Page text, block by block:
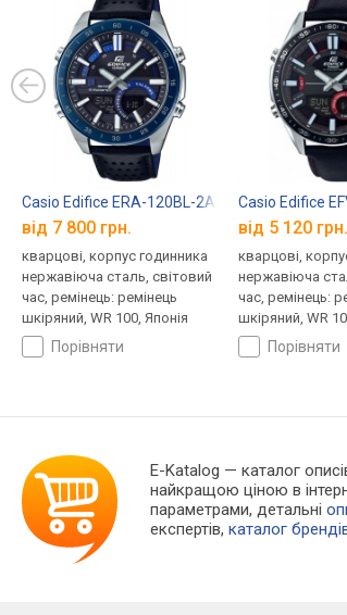
Casio Edifice ERA-120BL-2A
від 7 800 грн.
кварцові, корпус годинника
нержавіюча сталь, світовий
час, ремінець: ремінець
шкіряний, WR 100, Японія
порівняти
Casio Edifice
від 5 120 грн.
кварцові,
нержавіюча
час, ремінець:
шкіряний, WR
порівняти
E-Katalog — каталог
найкращою ціною в
параметрами, детальні
експертів,каталог